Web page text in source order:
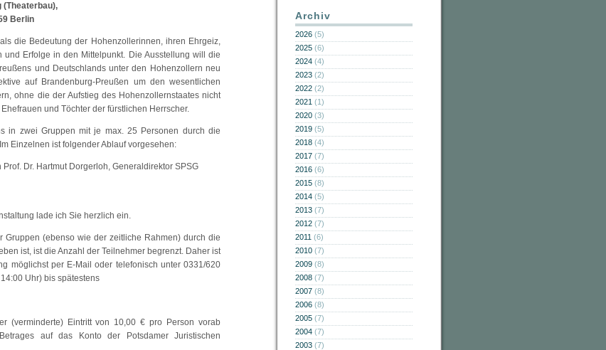
(Theaterbau),
Berlin
die Bedeutung der Hohenzollerinnen, ihren Ehrgeiz,
Erfolge in den Mittelpunkt. Die Ausstellung will die
und Deutschlands unter den Hohenzollern neu
auf Brandenburg-Preußen um den wesentlichen
ohne die der Aufstieg des Hohenzollernstaates nicht
und Töchter der fürstlichen Herrscher.
in zwei Gruppen mit je max. 25 Personen durch die
Einzelnen ist folgender Ablauf vorgesehen:
Dr. Hartmut Dorgerloh, Generaldirektor SPSG
lade ich Sie herzlich ein.
Gruppen (ebenso wie der zeitliche Rahmen) durch die
ist, ist die Anzahl der Teilnehmer begrenzt. Daher ist
möglichst per E-Mail oder telefonisch unter 0331/620
Uhr) bis spätestens
(verminderte) Eintritt von 10,00 € pro Person vorab
auf das Konto der Potsdamer Juristischen
Archiv
2026 (5)
2025 (6)
2024 (4)
2023 (2)
2022 (2)
2021 (1)
2020 (3)
2019 (5)
2018 (4)
2017 (7)
2016 (6)
2015 (8)
2014 (5)
2013 (7)
2012 (7)
2011 (6)
2010 (7)
2009 (8)
2008 (7)
2007 (8)
2006 (8)
2005 (7)
2004 (7)
2003 (7)